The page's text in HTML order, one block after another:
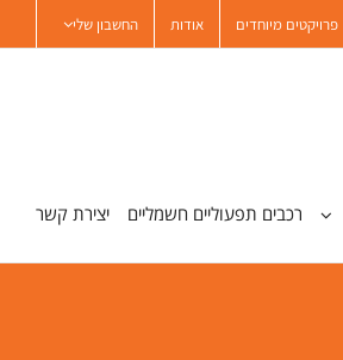
פרויקטים מיוחדים אודות החשבון שלי
רכבים תפעוליים חשמליים יצירת קשר